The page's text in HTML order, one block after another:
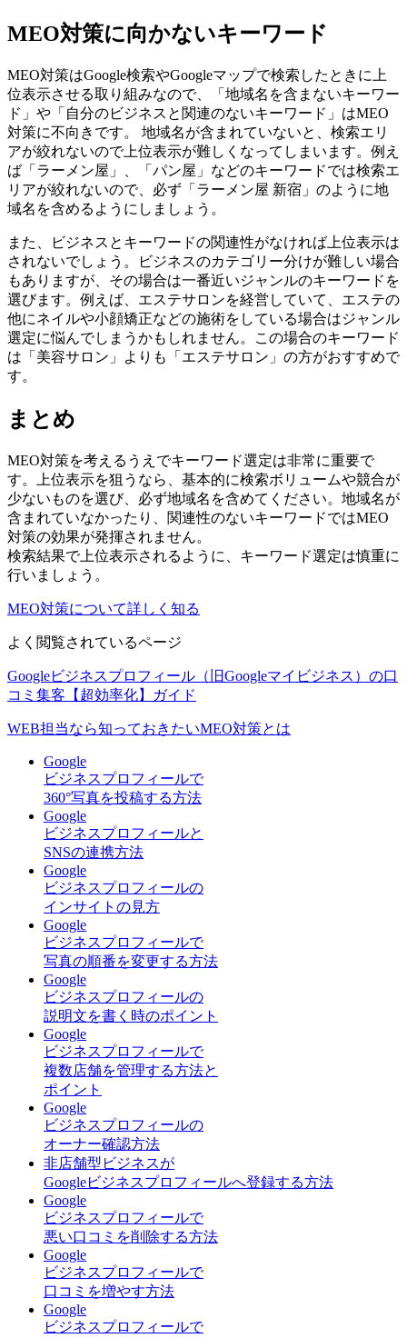
MEO対策に向かないキーワード
MEO対策はGoogle検索やGoogleマップで検索したときに上
位表示させる取り組みなので、
「地域名を含まないキーワー
ド」や「自分のビジネスと関連のないキーワード」はMEO
対策に不向き です。 地域名が含まれていないと、検索エリ
アが絞れないので上位表示が難しくなってしまいます。例え
ば「ラーメン屋」、「パン屋」などのキーワードでは検索エ
リアが絞れないので、必ず「ラーメン屋 新宿」のように地
域名を含めるようにしましょう。
また、
ビジネスとキーワードの関連性がなければ上位表示は
されないでしょう。ビジネスのカテゴリー分けが難しい場合
もありますが、その場合は一番近いジャンルのキーワードを
選びます。例えば、エステサロンを経営していて、エステの
他にネイルや小顔矯正などの施術をしている場合はジャンル
選定に悩んでしまうかもしれません。この場合のキーワード
は「美容サロン」よりも「エステサロン」の方がおすすめで
す。
まとめ
MEO対策を考えるうえでキーワード選定は非常に重要で
す。上位表示を狙うなら、基本的に検索ボリュームや競合が
少ないものを選び、必ず地域名を含めてください。地域名が
含まれていなかったり、関連性のないキーワードではMEO
対策の効果が発揮されません。
検索結果で上位表示されるように、キーワード選定は慎重に
行いましょう。
MEO対策について詳しく知る
よく閲覧されているページ
Googleビジネスプロフィール（旧Googleマイビジネス）の口
コミ集客【超効率化】ガイド
WEB担当なら知っておきたいMEO対策とは
Google
ビジネスプロフィールで
360°写真を投稿する方法
Google
ビジネスプロフィールと
SNSの連携方法
Google
ビジネスプロフィールの
インサイトの見方
Google
ビジネスプロフィールで
写真の順番を変更する方法
Google
ビジネスプロフィールの
説明文を書く時のポイント
Google
ビジネスプロフィールで
複数店舗を管理する方法と
ポイント
Google
ビジネスプロフィールの
オーナー確認方法
非店舗型ビジネスが
Googleビジネスプロフィールへ登録する方法
Google
ビジネスプロフィールで
悪い口コミを削除する方法
Google
ビジネスプロフィールで
口コミを増やす方法
Google
ビジネスプロフィールで